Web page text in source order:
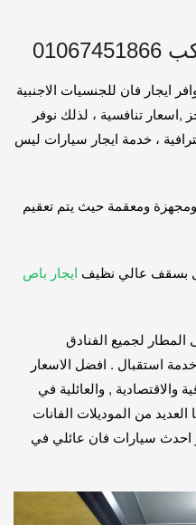
يتوافر ايجار فان للجنسيات الاجنبية
,اسعار تنافسية ، لذلك نوفر
، خدمة ايجار سيارات ليس
ومجهزة ومعقمة حيث يتم تعقيم
بسقف عالي نظيف ايجار باص
المطار لجميع الفنادق
استقبال . افضل الاسعار
والاقتصادية , والعائلية في
العديد من الموديلات الفانات
احدث سيارات فان عائلي في